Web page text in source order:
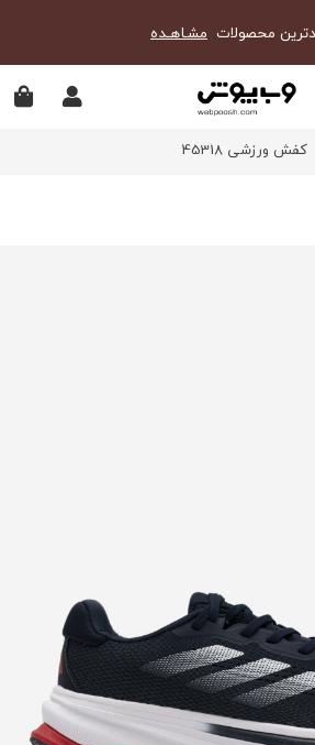
محصولات مشـاهـده
کفش ورزشی 45318